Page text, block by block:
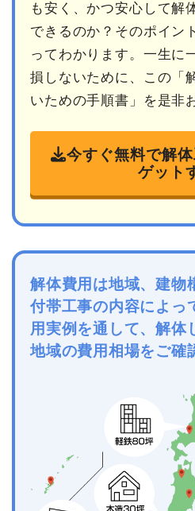
も安く、かつ安心して解
できるのか？そのポイン
ってわかります。一生に
損しないために、この「
いための手順書」を是非
今すぐ無料で解
ゲット
解体費用は地域、建物
付帯工事の内容によっ
用実例を通して、解体
地域の費用相場をご確